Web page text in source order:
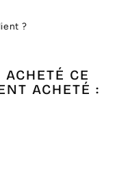
?
CE
ACHETÉ :